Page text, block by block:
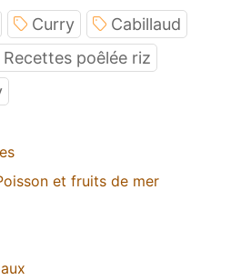
Curry
Cabillaud
Recettes poêlée riz
et fruits de mer